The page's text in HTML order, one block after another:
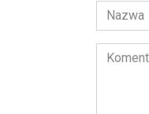
Nazwa
*
Komentarz